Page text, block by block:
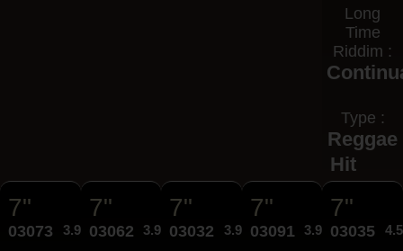
Long
Time
Riddim :
Type :
Reggae
Hit
7"
03073 3.95€
7"
03062 3.95€
7"
03032 3.95€
7"
03091 3.95€
7"
03035